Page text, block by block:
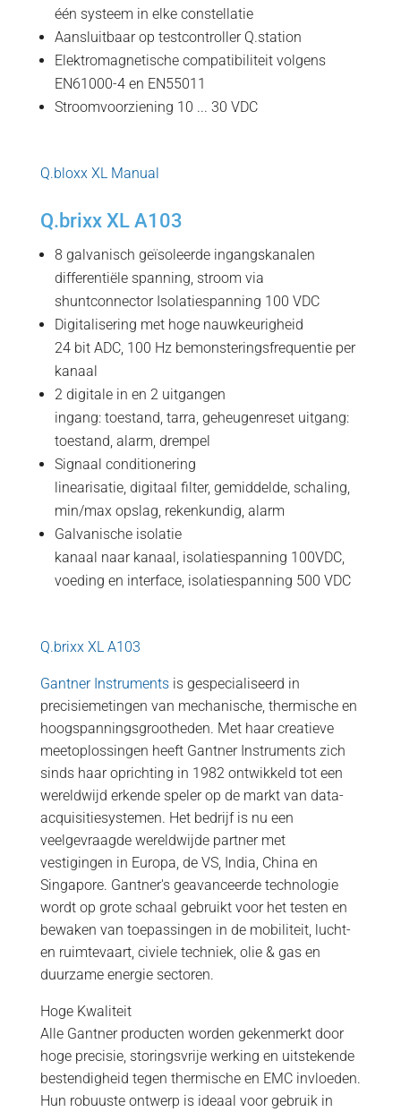
één systeem in elke constellatie
Aansluitbaar op testcontroller Q.station
Elektromagnetische compatibiliteit volgens
EN61000-4 en EN55011
Stroomvoorziening 10 ... 30 VDC
Q.bloxx XL Manual
Q.brixx XL A103
8 galvanisch geïsoleerde ingangskanalen
differentiële spanning, stroom via
shuntconnector Isolatiespanning 100 VDC
Digitalisering met hoge nauwkeurigheid
24 bit ADC, 100 Hz bemonsteringsfrequentie per
kanaal
2 digitale in en 2 uitgangen
ingang: toestand, tarra, geheugenreset uitgang:
toestand, alarm, drempel
Signaal conditionering
linearisatie, digitaal filter, gemiddelde, schaling,
min/max opslag, rekenkundig, alarm
Galvanische isolatie
kanaal naar kanaal, isolatiespanning 100VDC,
voeding en interface, isolatiespanning 500 VDC
Q.brixx XL A103
Gantner Instrumentsis gespecialiseerd in
precisiemetingen van mechanische, thermische en
hoogspanningsgrootheden. Met haar creatieve
meetoplossingen heeft Gantner Instruments zich
sinds haar oprichting in 1982 ontwikkeld tot een
wereldwijd erkende speler op de markt van data-
acquisitiesystemen. Het bedrijf is nu een
veelgevraagde wereldwijde partner met
vestigingen in Europa, de VS, India, China en
Singapore. Gantner's geavanceerde technologie
wordt op grote schaal gebruikt voor het testen en
bewaken van toepassingen in de mobiliteit, lucht-
en ruimtevaart, civiele techniek, olie & gas en
duurzame energie sectoren.
Hoge Kwaliteit
Alle Gantner producten worden gekenmerkt door
hoge precisie, storingsvrije werking en uitstekende
bestendigheid tegen thermische en EMC invloeden.
Hun robuuste ontwerp is ideaal voor gebruik in